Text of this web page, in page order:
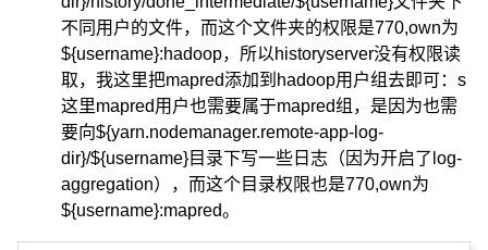
不同用户的文件，而这个文件夹的权限是770,own为
${username}:hadoop，所以historyserver没有权限读
取，我这里把mapred添加到hadoop用户组去即可：s
这里mapred用户也需要属于mapred组，是因为也需
要向${yarn.nodemanager.remote-app-log-
dir}/${username}目录下写一些日志（因为开启了log-
aggregation），而这个目录权限也是770,own为
${username}:mapred。